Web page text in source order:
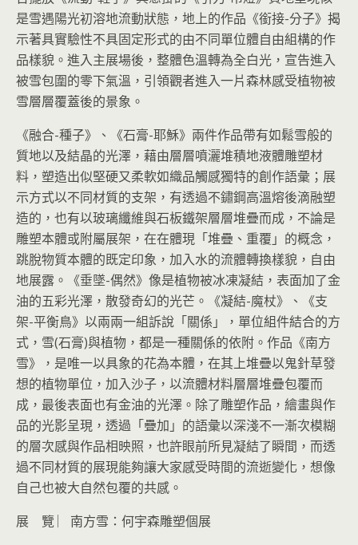
是雪遇陽光初溶地流動狀態，地上的作品《銜接-分子》揭
示著具實驗性不具固定形式的由不同單位體自由組構的作
品樣貌。進入主展場後，整體色溫轉為全白光，宣告進入
被雪包圍的零下氣溫，引領觀者進入一片森林感受植物被
雪層層覆蓋後的景象。
《融合-種子》、《石膏-耶穌》兩件作品帶有如鬆雪般的
質地以及結晶的光澤，藉由層層噴灑堆積地液體雕塑材
料，塑造出似堅硬又柔軟如織品觸感獨特的創作語彙；展
示方式以不同材質的支架，有透過不鏽鋼高溫熔後滴融塑
造的，也有以玻璃纖維與石板鐵架層層堆疊而成，不論是
雕塑本體或附屬展架，在在體現「堆疊、重覆」的概念，
跳脫物質本體的既定印象，加入水的流體轉換樣貌，自由
地展露。《垂墜-偶然》像是植物被冰凍凝結，表面加了金
油的五彩光澤，散發奇幻的光芒。《凝結-魔杖》、《支
架-平衡鳥》以兩兩一組訴說「關係」，單位組件結合的方
式，雪(石膏)與植物，都是一種關係的依附。作品《南方
雪》，是唯一以具象的花為本體，在其上堆疊以鬼針草發
想的植物單位，加入沙子，以流體材料層層堆疊包覆而
成，最後表面也有金油的光澤。除了雕塑作品，繪畫與作
品的光影呈現，透過「疊加」的語彙以深淺不一漸次模糊
的層次感與作品相映照，也許眼前所見凝結了瞬間，而透
過不同材質的展現能夠讓大家感受時間的流逝變化，想像
自己也被大自然包覆的共感。
展 覽 ︳南方雪：何宇森雕塑個展